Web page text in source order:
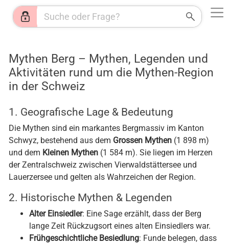
Mythen Berg – Mythen, Legenden und
Aktivitäten rund um die Mythen-Region
in der Schweiz
1. Geografische Lage & Bedeutung
Die Mythen sind ein markantes Bergmassiv im Kanton
Schwyz, bestehend aus dem Grossen Mythen (1 898 m)
und dem Kleinen Mythen (1 584 m). Sie liegen im Herzen
der Zentralschweiz zwischen Vierwaldstättersee und
Lauerzersee und gelten als Wahrzeichen der Region.
2. Historische Mythen & Legenden
Alter Einsiedler: Eine Sage erzählt, dass der Berg
lange Zeit Rückzugsort eines alten Einsiedlers war.
Frühgeschichtliche Besiedlung: Funde belegen, dass